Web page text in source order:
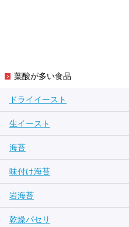
葉酸が多い食品
ドライイースト
生イースト
海苔
味付け海苔
岩海苔
乾燥パセリ